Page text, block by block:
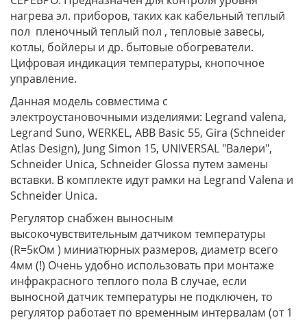
нагрева эл. приборов, таких как кабельный теплый
пол пленочный теплый пол , тепловые завесы,
котлы, бойлеры и др. бытовые обогреватели.
Цифровая индикация температуры, кнопочное
управление.
Данная модель совместима с
электроустановочными изделиями: Legrand valena,
Legrand Suno, WERKEL, ABB Basic 55, Gira (Schneider
Atlas Design), Jung Simon 15, UNIVERSAL "Валери",
Schneider Unica, Schneider Glossa путем замены
вставки. В комплекте идут рамки на Legrand Valena и
Schneider Unica.
Регулятор снабжен выносным
высокочувствительным датчиком температуры
(R=5кОм ) миниатюрных размеров, диаметр всего
4мм (!) Очень удобно использовать при монтаже
инфракрасного теплого пола В случае, если
выносной датчик температуры не подключен, то
регулятор работает по временным интервалам (от 1